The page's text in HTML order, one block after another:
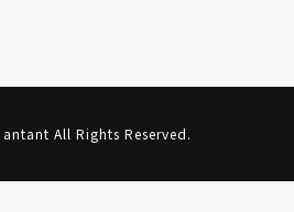
All Rights Reserved.